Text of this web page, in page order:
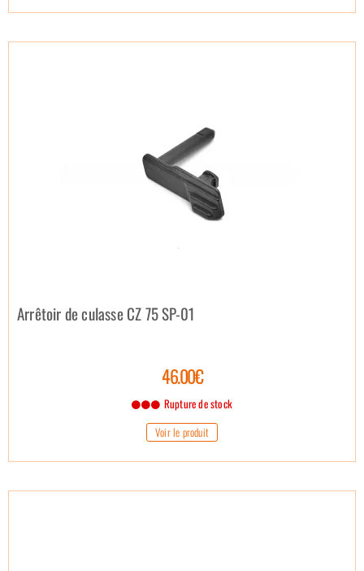
Arrêtoir de culasse CZ 75 SP-01
46.00€
Rupture de stock
Voir le produit